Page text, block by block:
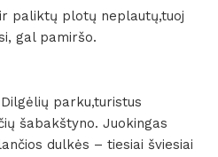
paliktų plotų neplautų,tuoj
gal pamiršo.
parku,turistus
šabakštyno. Juokingas
dulkės – tiesiai šviesiai